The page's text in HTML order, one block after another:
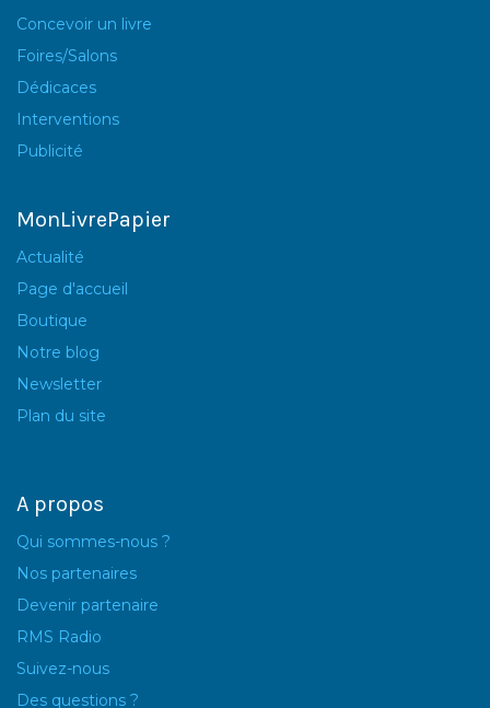
Concevoir un livre
Foires/Salons
Dédicaces
Interventions
Publicité
MonLivrePapier
Actualité
Page d'accueil
Boutique
Notre blog
Newsletter
Plan du site
A propos
Qui sommes-nous ?
Nos partenaires
Devenir partenaire
RMS Radio
Suivez-nous
Des questions ?